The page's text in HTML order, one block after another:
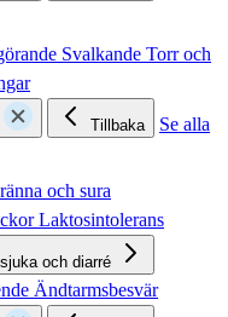
Svalkande Torr och
Tillbaka
Se alla
och sura
Laktosintolerans
och diarré
Ändtarmsbesvär